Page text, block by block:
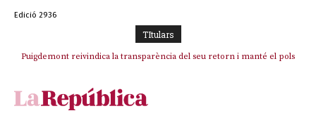
Edició 2936
TItulars
Puigdemont reivindica la transparència del seu retorn i manté el pols